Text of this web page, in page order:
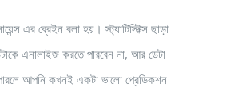
এর ব্রেইন বলা হয়। স্ট্যাটিস্টিক্স ছাড়া
এনালাইজ করতে পারবেন না, আর ডেটা
আপনি কখনই একটা ভালো প্রেডিকশন